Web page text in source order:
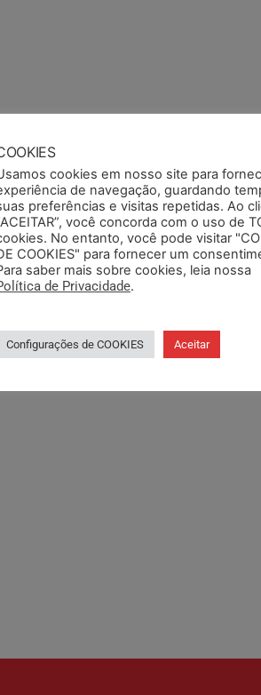
cookies em nosso site para
de navegação, guardando
preferências e visitas repetidas. Ao
você concorda com o uso de
No entanto, você pode visitar
COOKIES" para fornecer um
saber mais sobre cookies, leia nossa
de Privacidade.
Configurações de COOKIES Aceitar